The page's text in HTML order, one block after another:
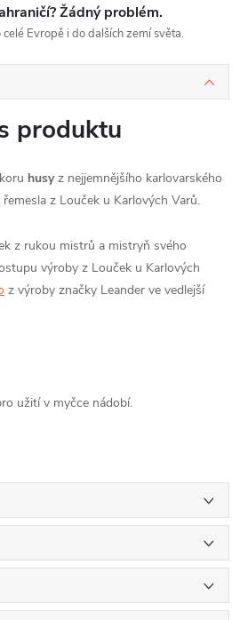
Žádný problém.
Evropě i do dalších zemí světa.
produktu
husyz nejjemnějšího karlovarského
z Louček u Karlových Varů.
z rukou mistrů a mistryň svého
výroby z Louček u Karlových
z výroby značky Leander ve vedlejší
užití v myčce nádobí.